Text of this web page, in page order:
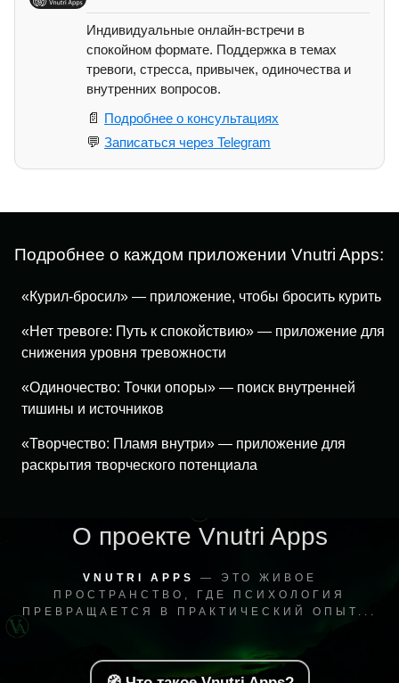
Индивидуальные онлайн-встречи в
спокойном формате. Поддержка в темах
тревоги, стресса, привычек, одиночества и
внутренних вопросов.
📄 Подробнее о консультациях
💬 Записаться через Telegram
Подробнее о каждом приложении Vnutri Apps:
«Курил-бросил» — приложение, чтобы бросить курить
«Нет тревоге: Путь к спокойствию» — приложение для
снижения уровня тревожности
«Одиночество: Точки опоры» — поиск внутренней
тишины и источников
«Творчество: Пламя внутри» — приложение для
раскрытия творческого потенциала
О проекте Vnutri Apps
VNUTRI APPS
— ЭТО ЖИВОЕ
ПРОСТРАНСТВО, ГДЕ ПСИХОЛОГИЯ
ПРЕВРАЩАЕТСЯ В ПРАКТИЧЕСКИЙ ОПЫТ...